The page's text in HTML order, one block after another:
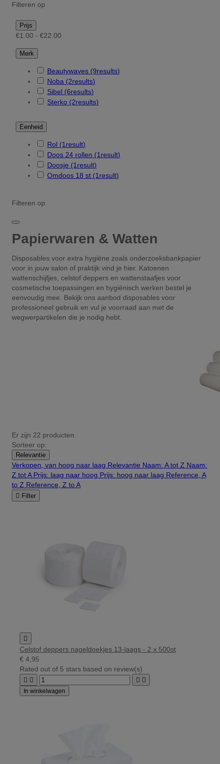
Filteren op
Prijs
€1.00 - €22.00
Merk
Beautywaves (9results)
Noba (2results)
Sibel (6results)
Sterko (2results)
Eenheid
Rol (1 result)
Doos 24 rollen (1 result)
Doosje (1 result)
Omdoos 18 st (1 result)
Filteren op
Papierwaren & Watten
Disposables voor extra hygiëne zoals onderzoeksbankpapier
voor in jouw salon of praktijk vind je hier. Katoenen
wattenschijfjes, celstof deppers en wattenstaafjes voor
cosmetische toepassingen en hygiënisch werken bestel je
eenvoudig mee. Bekijk ons aanbod disposables voor
professioneel gebruik en vul je voorraad aan met de
wegwerpartikelen die je nodig hebt.
Er zijn 22 producten.
Sorteer op:
Relevantie
Verkopen, van hoog naar laag Relevantie Naam: A tot Z Naam:
Z tot A Prijs: laag naar hoog Prijs: hoog naar laag Reference, A
to Z Reference, Z to A
 Filter

Celstof deppers nageldoekjes 13-laags - 2 x 500st
€ 4,95
Rated out of 5 stars based on review(s)
   
In winkelwagen